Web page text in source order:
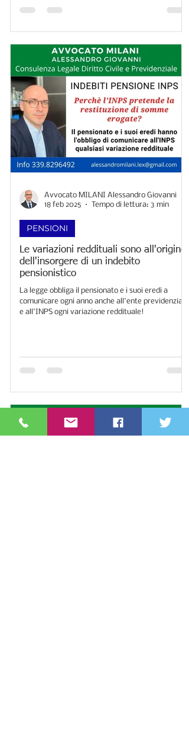
Le variazioni reddituali sono all'origine
dell'insorgere di un indebito
pensionistico
La legge obbliga il pensionato e i suoi eredi a
comunicare ogni anno anche all'ente previdenziale
e all'INPS ogni variazione reddituale!​
PENSIONI
Avvocato MILANI Alessandro Giovanni
18 feb 2025
Tempo di lettura: 3 min